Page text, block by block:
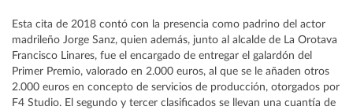
Esta cita de 2018 contó con la presencia como padrino del actor
madrileño Jorge Sanz, quien además, junto al alcalde de La Orotava
Francisco Linares, fue el encargado de entregar el galardón del
Primer Premio, valorado en 2.000 euros, al que se le añaden otros
2.000 euros en concepto de servicios de producción, otorgados por
F4 Studio. El segundo y tercer clasificados se llevan una cuantía de